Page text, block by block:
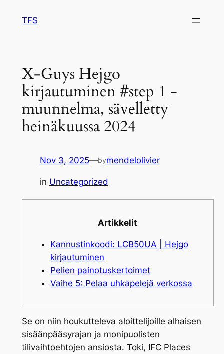
TFS
X-Guys Hejgo
kirjautuminen #step 1 -
muunnelma, sävelletty
heinäkuussa 2024
Nov 3, 2025—bymendelolivier
in Uncategorized
Artikkelit
Kannustinkoodi: LCB50UA | Hejgo
kirjautuminen
Pelien painotuskertoimet
Vaihe 5: Pelaa uhkapelejä verkossa
Se on niin houkutteleva aloittelijoille alhaisen
sisäänpääsyrajan ja monipuolisten
tilivaihtoehtojen ansiosta. Toki, IFC Places